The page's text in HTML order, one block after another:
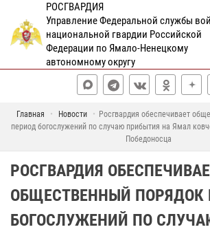
РОСГВАРДИЯ
Управление Федеральной службы
национальной гвардии Российской
Федерации по Ямало-Ненецкому
автономному округу
Главная Новости
Росгвардия обеспечивает
период богослужений по случаю прибытия на Ямал
Победоносца
РОСГВАРДИЯ
ОБЩЕСТВЕННЫЙ ПОРЯДОК
БОГОСЛУЖЕНИЙ ПО